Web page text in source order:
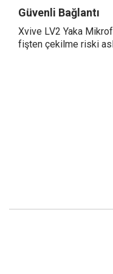
Güvenli Bağlantı
Xvive LV2 Yaka
fişten çekilme riski